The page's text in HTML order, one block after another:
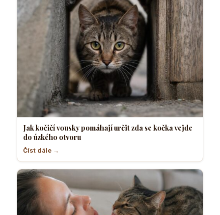
Jak kočičí vousky pomáhají určit zda se kočka vejde
do úzkého otvoru
Číst dále →